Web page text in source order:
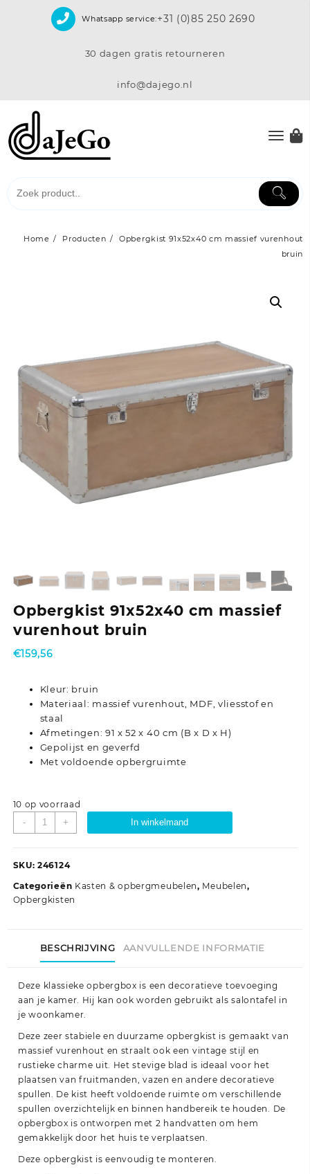
Whatsapp service:+31 (0)85 250 2690
30 dagen gratis retourneren
info@dajego.nl
Home Producten
Opbergkist 91x52x40 cm massief vurenhout
bruin
Opbergkist 91x52x40 cm massief
vurenhout bruin
€159,56
Kleur: bruin
Materiaal: massief vurenhout, MDF, vliesstof en
staal
Afmetingen: 91 x 52 x 40 cm (B x D x H)
Gepolijst en geverfd
Met voldoende opbergruimte
10 op voorraad
-
Opbergkist
91x52x40
massief
bruin
aantal
+ In winkelmand
SKU: 246124
Categorieën Kasten & opbergmeubelen, Meubelen,
Opbergkisten
BESCHRIJVING AANVULLENDE INFORMATIE
Deze klassieke opbergbox is een decoratieve toevoeging
aan je kamer. Hij kan ook worden gebruikt als salontafel in
je woonkamer.
Deze zeer stabiele en duurzame opbergkist is gemaakt van
massief vurenhout en straalt ook een vintage stijl en
rustieke charme uit. Het stevige blad is ideaal voor het
plaatsen van fruitmanden, vazen en andere decoratieve
spullen. De kist heeft voldoende ruimte om verschillende
spullen overzichtelijk en binnen handbereik te houden. De
opbergbox is ontworpen met 2 handvatten om hem
gemakkelijk door het huis te verplaatsen.
Deze opbergkist is eenvoudig te monteren.